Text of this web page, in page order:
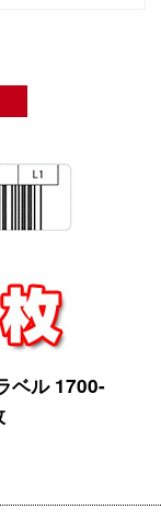
ベル 1700-